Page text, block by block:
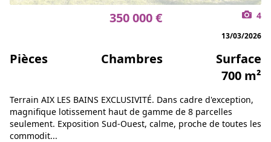
350 000 € 4
13/03/2026
Pièces Chambres
Surface
700 m²
Terrain AIX LES BAINS EXCLUSIVITÉ. Dans cadre d'exception,
magnifique lotissement haut de gamme de 8 parcelles
seulement. Exposition Sud-Ouest, calme, proche de toutes les
commodit...